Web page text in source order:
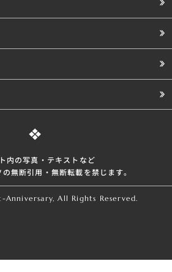
内の写真・テキストなど
無断引⽤・無断転載を禁じます。
All Rights Reserved.